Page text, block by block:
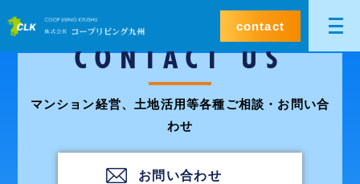
contact
CONTACT US
マンション経営、土地活用等各種ご相談・お問い合
わせ
お問い合わせ